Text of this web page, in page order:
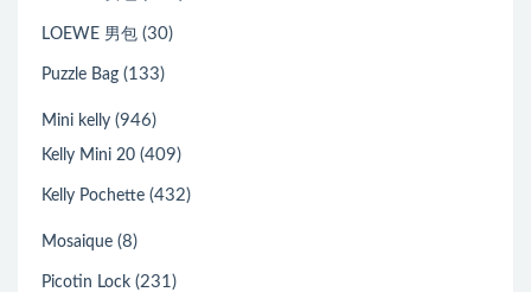
LOEWE 男包 (30)
Puzzle Bag (133)
Mini kelly (946)
Kelly Mini 20 (409)
Kelly Pochette (432)
Mosaique (8)
Picotin Lock (231)